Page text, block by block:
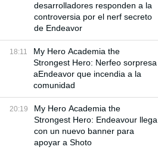
desarrolladores responden a la
controversia por el nerf secreto
de Endeavor
18:11
My Hero Academia the
Strongest Hero: Nerfeo sorpresa
aEndeavor que incendia a la
comunidad
20:19
My Hero Academia the
Strongest Hero: Endeavour llega
con un nuevo banner para
apoyar a Shoto